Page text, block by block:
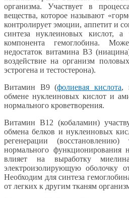
организма. Участвует в
вещества, которое называют
контролирует эмоции, аппетит и
синтеза нуклеиновых кислот, а
компонента гемоглобина.
недостаток витамина В3
воздействие на организм
эстрогена и тестостерона).
Витамин В9 (фолиевая кислота,
обмене нуклеиновых кислот и
нормального кроветворения.
Витамин В12 (кобаламин)
обмена белков и нуклеиновых
регенерации
нормального функционирования
влияет на выработку миелина
электроизолирующую оболочку
Необходим для синтеза
от легких к другим тканям